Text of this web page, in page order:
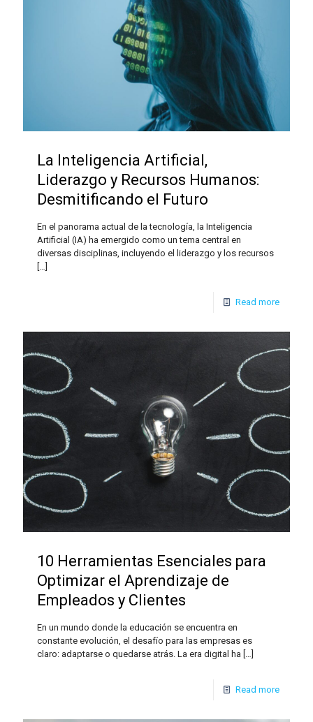
La Inteligencia Artificial,
Liderazgo y Recursos Humanos:
Desmitificando el Futuro
En el panorama actual de la tecnología, la Inteligencia
Artificial (IA) ha emergido como un tema central en
diversas disciplinas, incluyendo el liderazgo y los recursos
Read more
10 Herramientas Esenciales para
Optimizar el Aprendizaje de
Empleados y Clientes
En un mundo donde la educación se encuentra en
constante evolución, el desafío para las empresas es
claro: adaptarse o quedarse atrás. La era digital ha […]
Read more